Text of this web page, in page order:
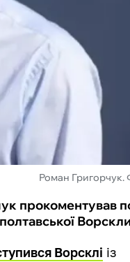
Роман
прокоментував
Ворсклі із